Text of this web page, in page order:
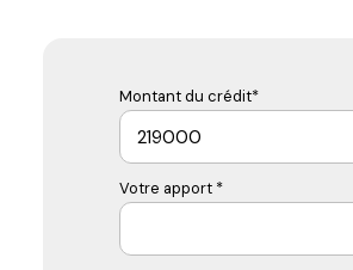
Montant du crédit*
Votre apport *